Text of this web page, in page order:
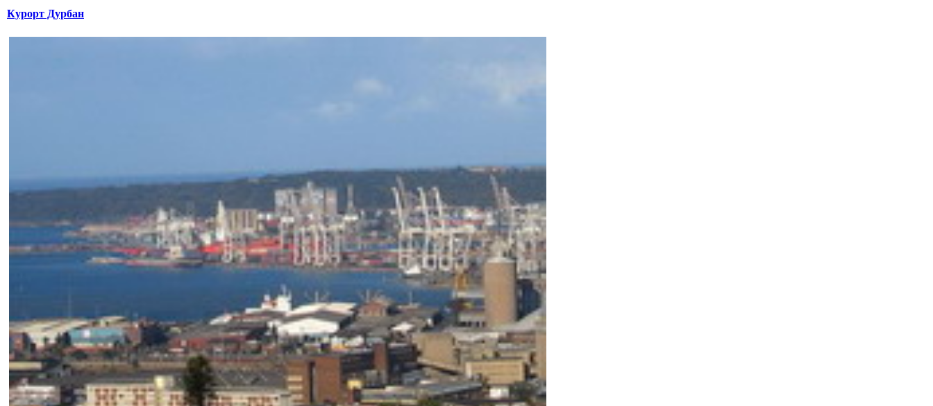
Курорт Дурбан